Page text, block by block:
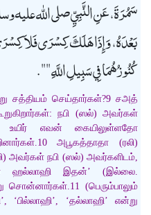
سَمُرَةَ، عَنِ النَّبِيِّ صلى الله
بَعْدَهُ، وَإِذَا هَلَكَ كِسْرَى فَلاَ
كُنُوزُهُمَا فِي سَبِيلِ اللَّهِ "".
சத்தியம் செய்தார்கள்?9 சஅத்
நபி (ஸல்) அவர்கள்
உயிர் எவன் கையிலுள்ளதோ
அபூகத்தாதா (ரலி)
அவர்கள் நபி (ஸல்) அவர்களிடம்,
ஹல்லாஹி இதன்’ (இல்லை.
(பெரும்பாலும்
‘பில்லாஹி’, ‘தல்லாஹி’ என்று